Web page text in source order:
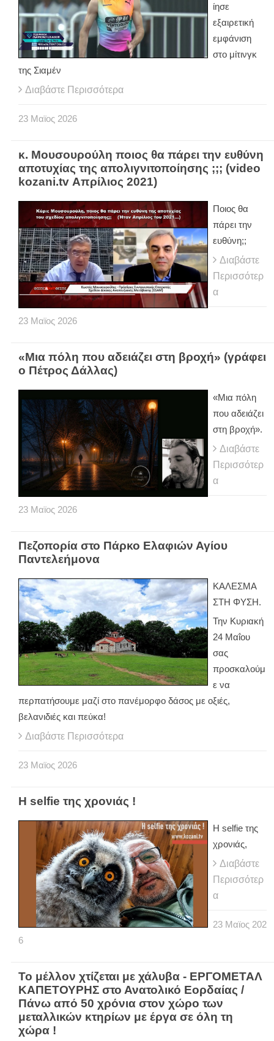
ίησε
εξαιρετική
εμφάνιση
στο μίτινγκ
της Σιαμέν
Διαβάστε Περισσότερα
23 Μαϊος 2026
κ. Μουσουρούλη ποιος θα πάρει την ευθύνη
αποτυχίας της απολιγνιτοποίησης ;;; (video
kozani.tv Απρίλιος 2021)
Ποιος θα
πάρει την
ευθύνη;;
Διαβάστε
Περισσότερ
α
23 Μαϊος 2026
«Μια πόλη που αδειάζει στη βροχή» (γράφει
ο Πέτρος Δάλλας)
«Μια πόλη
που αδειάζει
στη βροχή».
Διαβάστε
Περισσότερ
α
23 Μαϊος 2026
Πεζοπορία στο Πάρκο Ελαφιών Αγίου
Παντελεήμονα
ΚΑΛΕΣΜΑ
ΣΤΗ ΦΥΣΗ.
Την Κυριακή
24 Μαΐου
σας
προσκαλούμ
ε να
περπατήσουμε μαζί στο πανέμορφο δάσος με οξιές,
βελανιδιές και πεύκα!
Διαβάστε Περισσότερα
23 Μαϊος 2026
H selfie της χρονιάς !
H selfie της
χρονιάς,
Διαβάστε
Περισσότερ
α
23 Μαϊος 202
6
Το μέλλον χτίζεται με χάλυβα - ΕΡΓΟΜΕΤΑΛ
ΚΑΠΕΤΟΥΡΗΣ στο Ανατολικό Εορδαίας /
Πάνω από 50 χρόνια στον χώρο των
μεταλλικών κτηρίων με έργα σε όλη τη
χώρα !